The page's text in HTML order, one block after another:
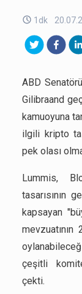
1dk
ABD
Gilibraand
kamuoyuna
ilgili kripto
pek olası
Lummis,
tasarısının
kapsayan
mevzuatının
çeşitli
çekti.